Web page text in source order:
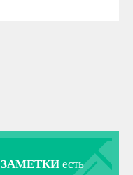
ЗАМЕТКИ есть